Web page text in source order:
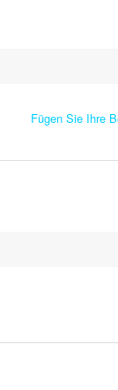
Fügen Sie Ihre